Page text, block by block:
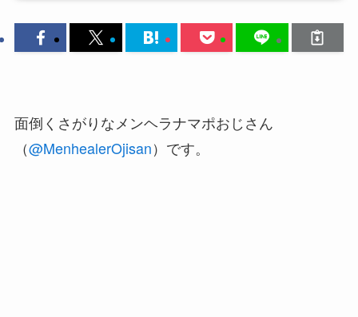
面倒くさがりなメンヘラナマポおじさん
（@MenhealerOjisan）です。